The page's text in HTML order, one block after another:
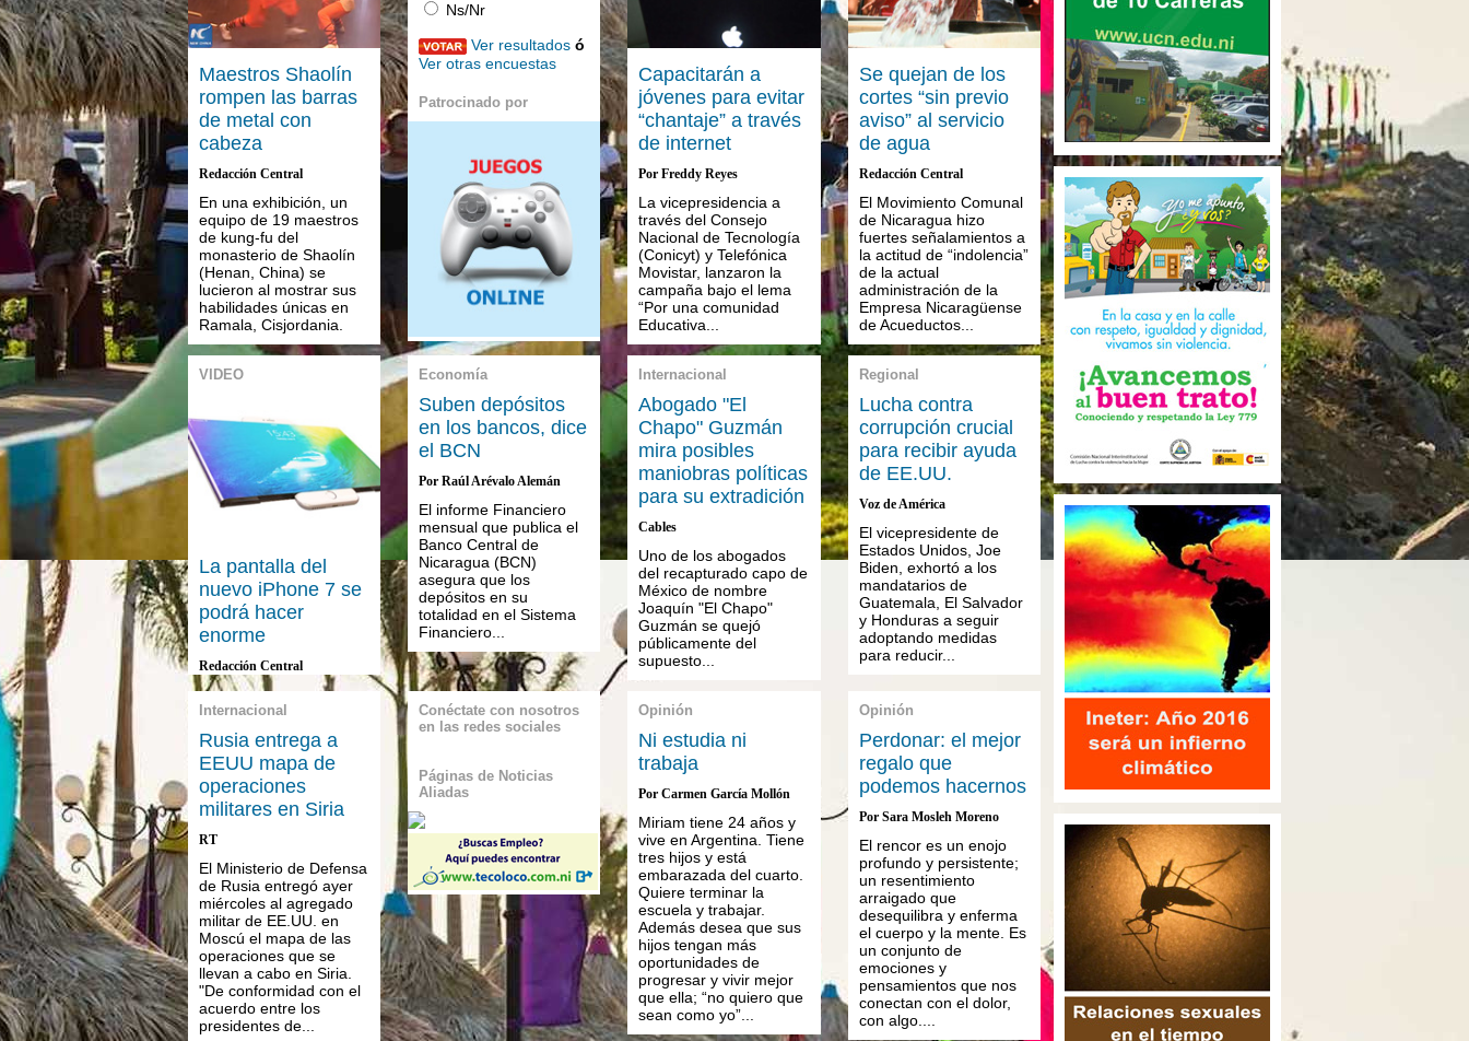
Maestros Shaolín
rompen las barras
de metal con
cabeza
Redacción Central
En una exhibición, un
equipo de 19 maestros
de kung-fu del
monasterio de Shaolín
(Henan, China) se
lucieron al mostrar sus
habilidades únicas en
Ramala, Cisjordania.
Ns/Nr
Ver resultados ó
Ver otras encuestas
Patrocinado por
Capacitarán a
jóvenes para evitar
“chantaje” a través
de internet
Por Freddy Reyes
La vicepresidencia a
través del Consejo
Nacional de Tecnología
(Conicyt) y Telefónica
Movistar, lanzaron la
campaña bajo el lema
“Por una comunidad
Educativa...
Se quejan de los
cortes “sin previo
aviso” al servicio
de agua
Redacción Central
El Movimiento Comunal
de Nicaragua hizo
fuertes señalamientos a
la actitud de “indolencia”
de la actual
administración de la
Empresa Nicaragüense
de Acueductos...
VIDEO
La pantalla del
nuevo iPhone 7 se
podrá hacer
enorme
Redacción Central
Economía
Suben depósitos
en los bancos, dice
el BCN
Por Raúl Arévalo Alemán
El informe Financiero
mensual que publica el
Banco Central de
Nicaragua (BCN)
asegura que los
depósitos en su
totalidad en el Sistema
Financiero...
Internacional
Abogado "El
Chapo" Guzmán
mira posibles
maniobras políticas
para su extradición
Cables
Uno de los abogados
del recapturado capo de
México de nombre
Joaquín "El Chapo"
Guzmán se quejó
públicamente del
supuesto...
Regional
Lucha contra
corrupción crucial
para recibir ayuda
de EE.UU.
Voz de América
El vicepresidente de
Estados Unidos, Joe
Biden, exhortó a los
mandatarios de
Guatemala, El Salvador
y Honduras a seguir
adoptando medidas
para reducir...
Internacional
Rusia entrega a
EEUU mapa de
operaciones
militares en Siria
RT
El Ministerio de Defensa
de Rusia entregó ayer
miércoles al agregado
militar de EE.UU. en
Moscú el mapa de las
operaciones que se
llevan a cabo en Siria.
"De conformidad con el
acuerdo entre los
presidentes de...
Conéctate con nosotros
en las redes sociales
Páginas de Noticias
Aliadas
Opinión
Ni estudia ni
trabaja
Por Carmen García Mollón
Miriam tiene 24 años y
vive en Argentina. Tiene
tres hijos y está
embarazada del cuarto.
Quiere terminar la
escuela y trabajar.
Además desea que sus
hijos tengan más
oportunidades de
progresar y vivir mejor
que ella; “no quiero que
sean como yo”...
Opinión
Perdonar: el mejor
regalo que
podemos hacernos
Por Sara Mosleh Moreno
El rencor es un enojo
profundo y persistente;
un resentimiento
arraigado que
desequilibra y enferma
el cuerpo y la mente. Es
un conjunto de
emociones y
pensamientos que nos
conectan con el dolor,
con algo....